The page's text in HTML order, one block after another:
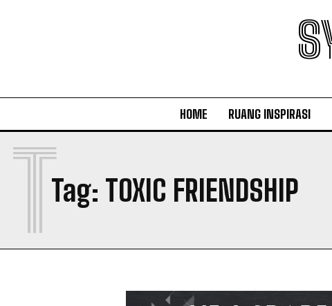
HOME RUANG INSPIRASI
Tag: TOXIC FRIENDSHIP
T